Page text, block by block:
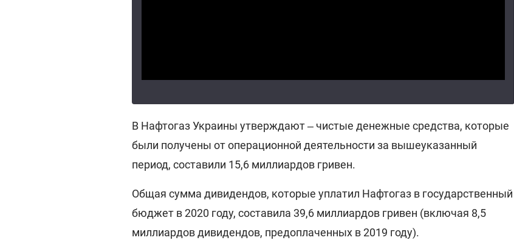
В Нафтогаз Украины утверждают ‒ чистые денежные средства, которые
были получены от операционной деятельности за вышеуказанный
период, составили 15,6 миллиардов гривен.
Общая сумма дивидендов, которые уплатил Нафтогаз в государственный
бюджет в 2020 году, составила 39,6 миллиардов гривен (включая 8,5
миллиардов дивидендов, предоплаченных в 2019 году).